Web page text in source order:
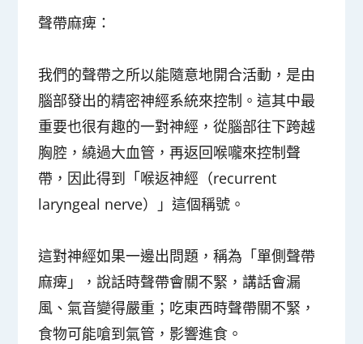
聲帶麻痺：
我們的聲帶之所以能隨意地開合活動，是由
腦部發出的精密神經系統來控制。這其中最
重要也很有趣的一對神經，從腦部往下跨越
胸腔，繞過大血管，再返回喉嚨來控制聲
帶，因此得到 「喉返神經（recurrent
laryngeal nerve）」這個稱號。
這對神經如果一邊出問題，稱為 「單側聲帶
麻痺」
，說話時聲帶會關不緊，講話會漏
風、氣音變得嚴重；吃東西時聲帶關不緊，
食物可能嗆到氣管，影響進食。